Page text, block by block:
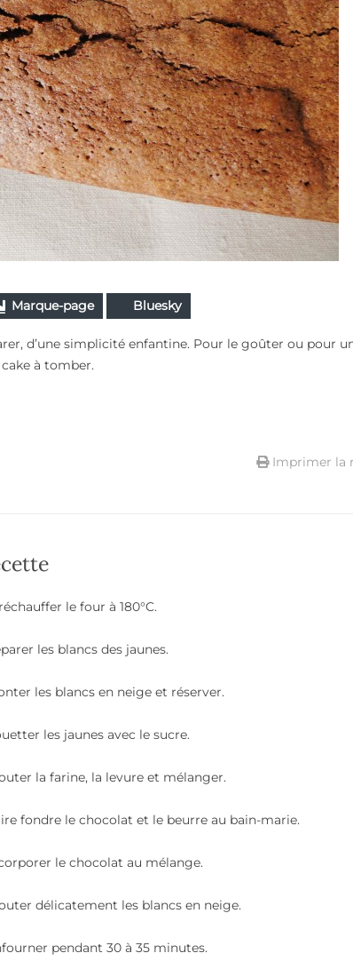
Marque-page Bluesky
d’une simplicité enfantine. Pour le goûter ou pour
à tomber.
Imprimer la
le four à 180°C.
les blancs des jaunes.
les blancs en neige et réserver.
les jaunes avec le sucre.
la farine, la levure et mélanger.
fondre le chocolat et le beurre au bain-marie.
le chocolat au mélange.
délicatement les blancs en neige.
pendant 30 à 35 minutes.